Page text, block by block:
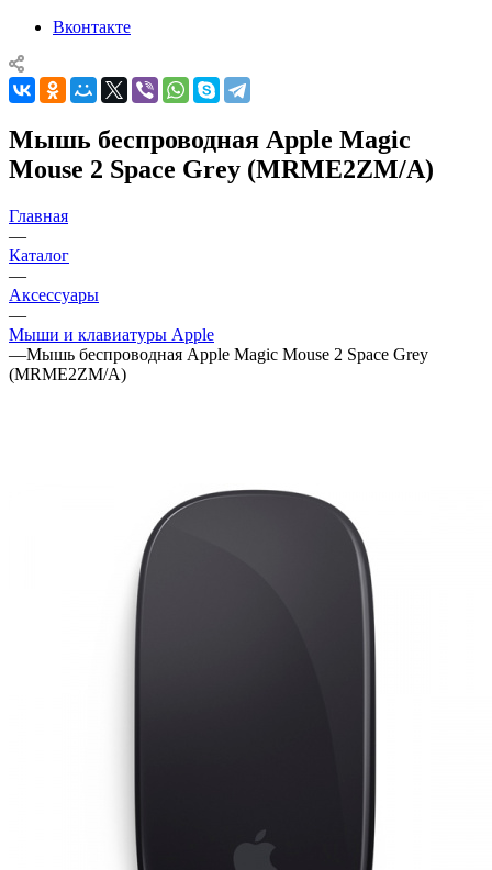
Вконтакте
Мышь беспроводная Apple Magic
Mouse 2 Space Grey (MRME2ZM/A)
Главная
—
Каталог
—
Аксессуары
—
Мыши и клавиатуры Apple
—Мышь беспроводная Apple Magic Mouse 2 Space Grey
(MRME2ZM/A)